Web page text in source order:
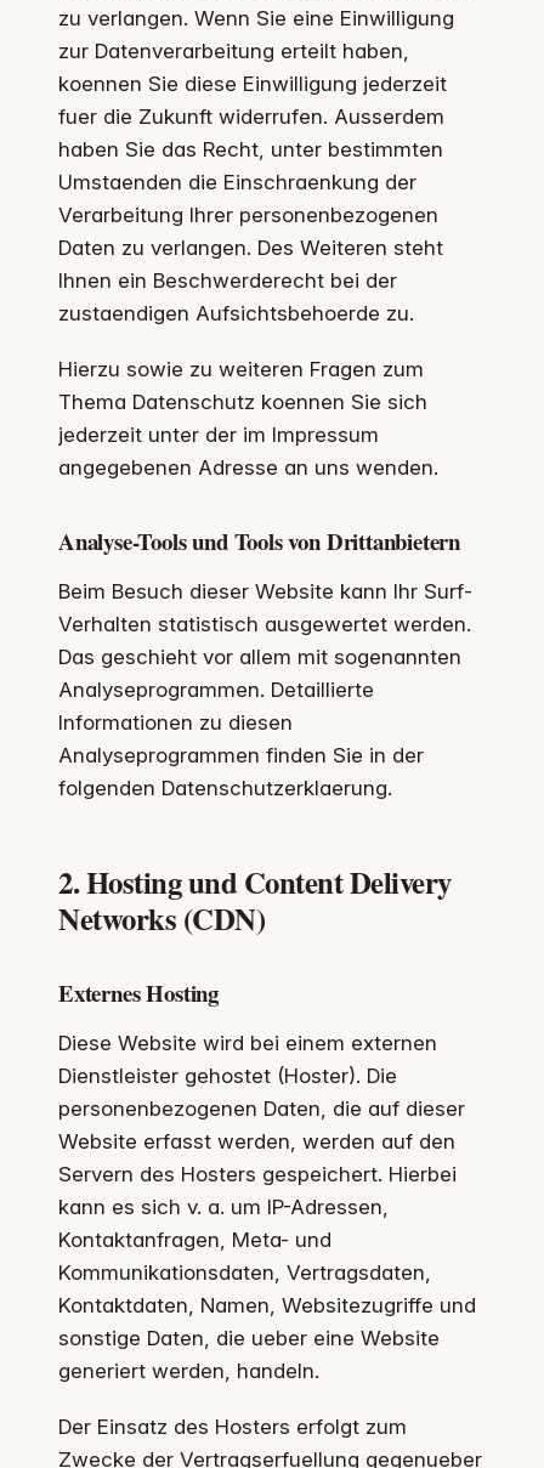
zu verlangen. Wenn Sie eine Einwilligung
zur Datenverarbeitung erteilt haben,
koennen Sie diese Einwilligung jederzeit
fuer die Zukunft widerrufen. Ausserdem
haben Sie das Recht, unter bestimmten
Umstaenden die Einschraenkung der
Verarbeitung Ihrer personenbezogenen
Daten zu verlangen. Des Weiteren steht
Ihnen ein Beschwerderecht bei der
zustaendigen Aufsichtsbehoerde zu.
Hierzu sowie zu weiteren Fragen zum
Thema Datenschutz koennen Sie sich
jederzeit unter der im Impressum
angegebenen Adresse an uns wenden.
Analyse-Tools und Tools von Drittanbietern
Beim Besuch dieser Website kann Ihr Surf-
Verhalten statistisch ausgewertet werden.
Das geschieht vor allem mit sogenannten
Analyseprogrammen. Detaillierte
Informationen zu diesen
Analyseprogrammen finden Sie in der
folgenden Datenschutzerklaerung.
2. Hosting und Content Delivery
Networks (CDN)
Externes Hosting
Diese Website wird bei einem externen
Dienstleister gehostet (Hoster). Die
personenbezogenen Daten, die auf dieser
Website erfasst werden, werden auf den
Servern des Hosters gespeichert. Hierbei
kann es sich v. a. um IP-Adressen,
Kontaktanfragen, Meta- und
Kommunikationsdaten, Vertragsdaten,
Kontaktdaten, Namen, Websitezugriffe und
sonstige Daten, die ueber eine Website
generiert werden, handeln.
Der Einsatz des Hosters erfolgt zum
Zwecke der Vertragserfuellung gegenueber